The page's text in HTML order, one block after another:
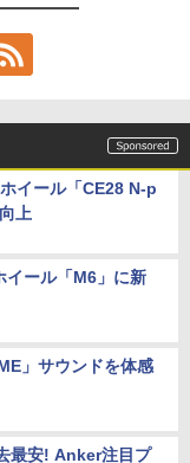
イール「CE28 N-p
上
イール「M6」に新
」サウンドを体感
最安! Anker注目プ